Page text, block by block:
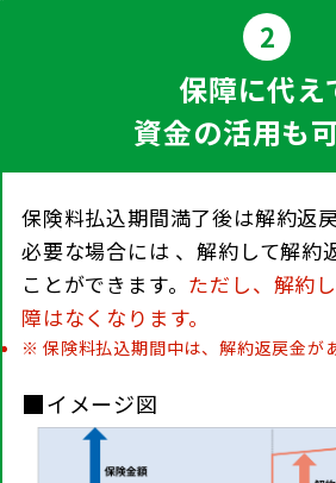
2
保障に代え
資金の活用も
保険料払込期間満了後は解約返
必要な場合には 、解約して解約
ことができます。 ただし、解約
障はなくなります。
保険料払込期間中は、解約返戻金が
■イメージ図